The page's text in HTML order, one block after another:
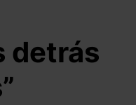
detrás